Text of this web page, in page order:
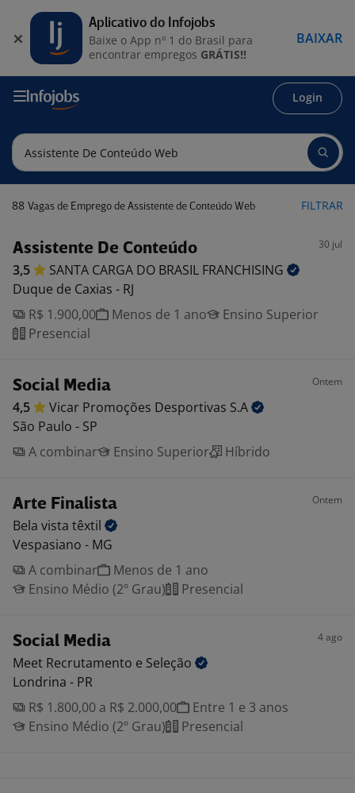
Login
88 Vagas de Emprego de Assistente de Conteúdo Web FILTRAR
Assistente De Conteúdo 30 jul
3,5 SANTA CARGA DO BRASIL FRANCHISING
Duque de Caxias - RJ
R$ 1.900,00
Menos de 1 ano
Ensino Superior
Presencial
Social Media Ontem
4,5 Vicar Promoções Desportivas S.A
São Paulo - SP
A combinar
Ensino Superior Híbrido
Arte Finalista Ontem
Bela vista têxtil
Vespasiano - MG
A combinar
Menos de 1 ano
Ensino Médio (2º Grau)
Presencial
Social Media 4 ago
Meet Recrutamento e Seleção
Londrina - PR
R$ 1.800,00 a R$ 2.000,00
Entre 1 e 3 anos
Ensino Médio (2º Grau)
Presencial
Aplicativo do Infojobs
Baixe o App nº 1 do Brasil para
encontrar empregos GRÁTIS!!
BAIXAR